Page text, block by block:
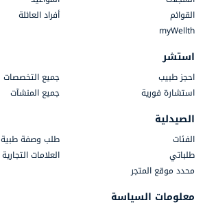
القوائم
أفراد العائلة
myWellth
استشر
احجز طبيب
جميع التخصصات
استشارة فورية
جميع المنشآت
الصيدلية
الفئات
طلب وصفة طبية
طلباتي
العلامات التجارية
محدد موقع المتجر
معلومات السياسة